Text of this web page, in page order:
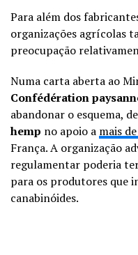
Para além dos
organizações agrícolas
preocupação
Numa carta aberta ao
Confédération
abandonar o esquema,
hemp no apoio a mais
França. A organização
regulamentar poderia
para os produtores que
canabinóides.